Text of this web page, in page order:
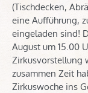
(Tischdecken,
eine Aufführung,
eingeladen sind!
August um 15.00
Zirkusvorstellung
zusammen Zeit
Zirkuswoche ins